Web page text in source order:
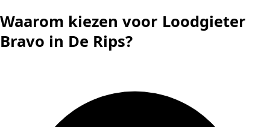
Waarom kiezen voor Loodgieter
Bravo in De Rips?